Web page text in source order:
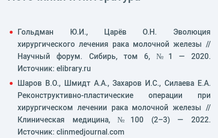
Гольдман Ю.И., Царёв О.Н. Эволюция
хирургического лечения рака молочной железы //
Научный форум. Сибирь, том 6, №1 — 2020.
Источник: elibrary.ru
Шаров В.О., Шмидт А.А., Захаров И.С., Силаева Е.А.
Реконструктивно-пластические операции при
хирургическом лечении рака молочной железы //
Клиническая медицина, №100 (2–3) — 2022.
Источник: clinmedjournal.com